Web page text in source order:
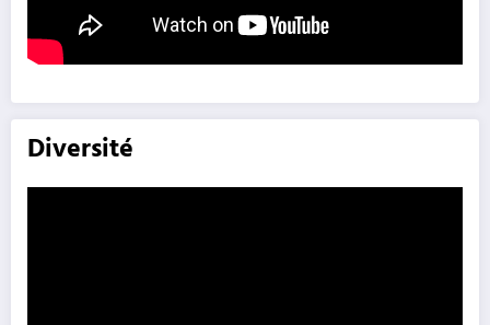
Diversité